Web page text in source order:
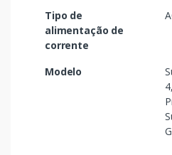
Tipo de
alimentação de
corrente
Modelo